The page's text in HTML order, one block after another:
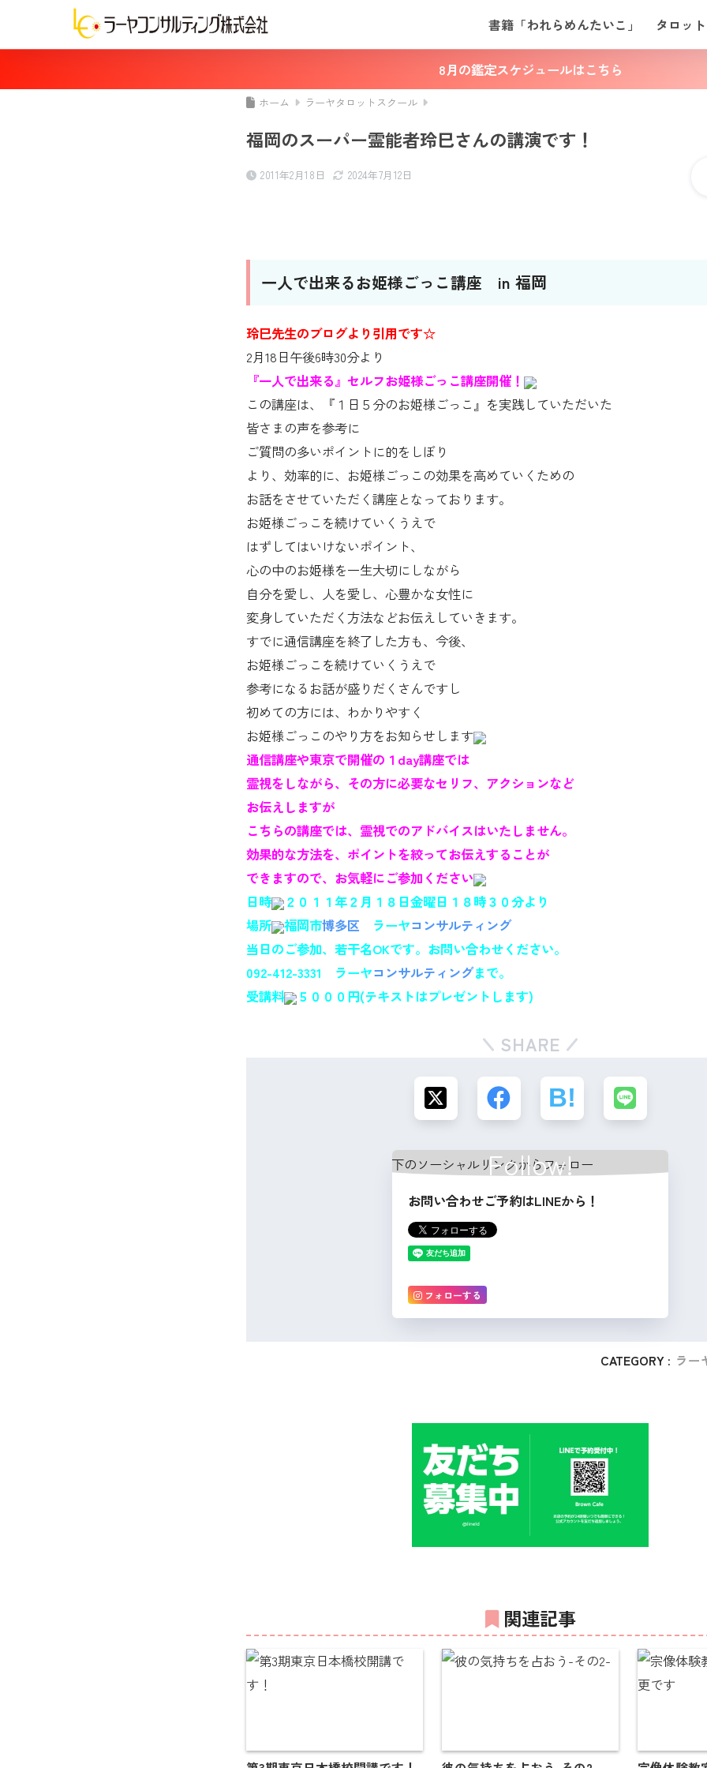
書籍「われらめんたいこ」 タロッ
8月の鑑定スケジュールはこちら
ホーム ラーヤタロットスクール
福岡のスーパー霊能者玲巳さんの講演です！
2011年2月18日 2024年7月12日
一人で出来るお姫様ごっこ講座 in 福岡
玲巳先生のブログより引用です☆
2月18日午後6時30分より
『一人で出来る』セルフお姫様ごっこ講座開催！
この講座は、『１日５分のお姫様ごっこ』を実践していただいた
皆さまの声を参考に
ご質問の多いポイントに的をしぼり
より、効率的に、お姫様ごっこの効果を高めていくための
お話をさせていただく講座となっております。
お姫様ごっこを続けていくうえで
はずしてはいけないポイント、
心の中のお姫様を一生大切にしながら
自分を愛し、人を愛し、心豊かな女性に
変身していただく方法などお伝えしていきます。
すでに通信講座を終了した方も、今後、
お姫様ごっこを続けていくうえで
参考になるお話が盛りだくさんですし
初めての方には、わかりやすく
お姫様ごっこのやり方をお知らせします
通信講座や東京で開催の１day講座では
霊視をしながら、その方に必要なセリフ、アクションなど
お伝えしますが
こちらの講座では、霊視でのアドバイスはいたしません。
効果的な方法を、ポイントを絞ってお伝えすることが
できますので、お気軽にご参加ください
日時
２０１１年２月１８日金曜日１８時３０分より
場所
福岡市博多区 ラーヤコンサルティング
当日のご参加、若干名OKです。お問い合わせください。
092-412-3331 ラーヤコンサルティングまで。
受講料
５０００円(テキストはプレゼントします)
SHARE
Follow!
お問い合わせご予約はLINEから！
フォローする
CATEGORY : ラー
関連記事